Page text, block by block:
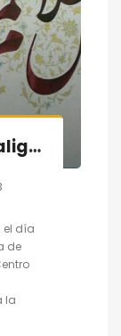
Muestra práctica de caligrafía persa
el día
de
la